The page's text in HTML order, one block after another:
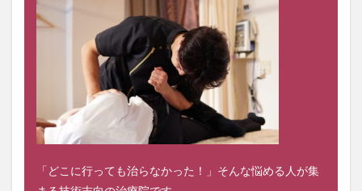
「どこに行っても治らなかった！」そんな悩める人が集